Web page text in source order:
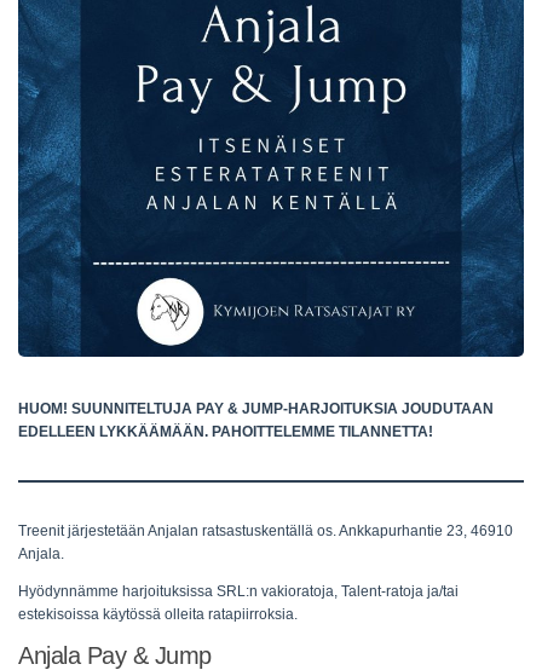
HUOM! SUUNNITELTUJA PAY & JUMP-HARJOITUKSIA JOUDUTAAN
EDELLEEN LYKKÄÄMÄÄN. PAHOITTELEMME TILANNETTA!
Treenit järjestetään Anjalan ratsastuskentällä os. Ankkapurhantie 23, 46910
Anjala.
Hyödynnämme harjoituksissa SRL:n vakioratoja, Talent-ratoja ja/tai
estekisoissa käytössä olleita ratapiirroksia.
Anjala Pay & Jump